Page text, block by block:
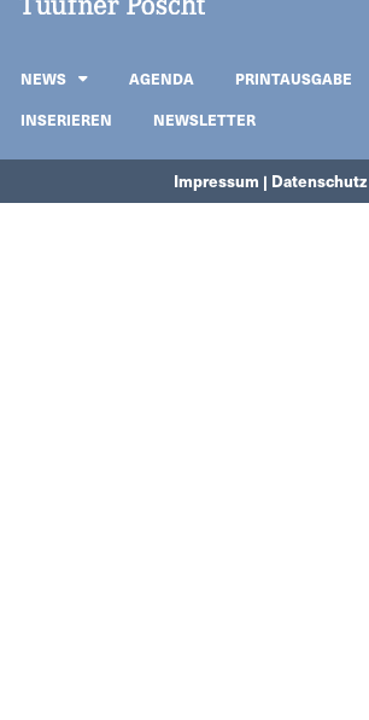
NEWS AGENDA PRINTAUSGABE
INSERIEREN
NEWSLETTER
Impressum | Datenschutz